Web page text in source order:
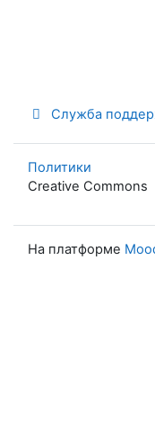
Служба
Политики
Creative Commons
На платформе